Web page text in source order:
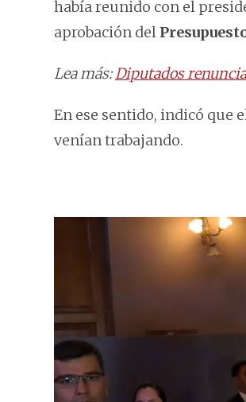
había reunido con el
aprobación del
Lea más:Diputados
En ese sentido, indicó que
venían trabajando.